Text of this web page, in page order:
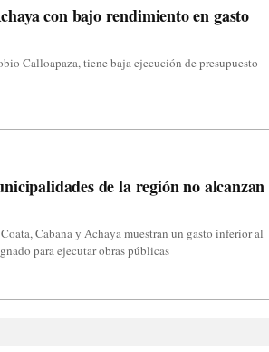
con bajo rendimiento en gasto
Calloapaza, tiene baja ejecución de presupuesto
de la región no alcanzan
Cabana y Achaya muestran un gasto inferior al
para ejecutar obras públicas